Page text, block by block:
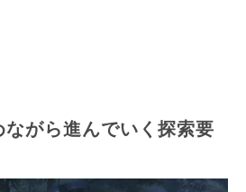
ながら進んでいく探索要